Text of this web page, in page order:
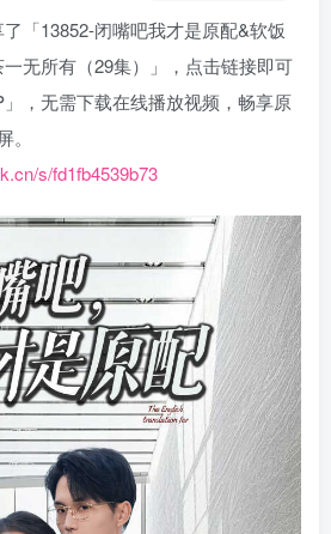
「13852-闭嘴吧我才是原配&软饭
无所有（29集）」，点击链接即可
，无需下载在线播放视频，畅享原
s/fd1fb4539b73